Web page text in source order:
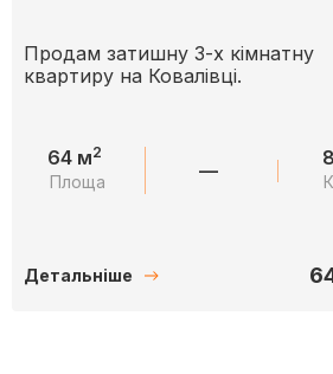
Продам затишну 3-х кімнатну
квартиру на Ковалівці.
64 м2
Площа —
Детальніше